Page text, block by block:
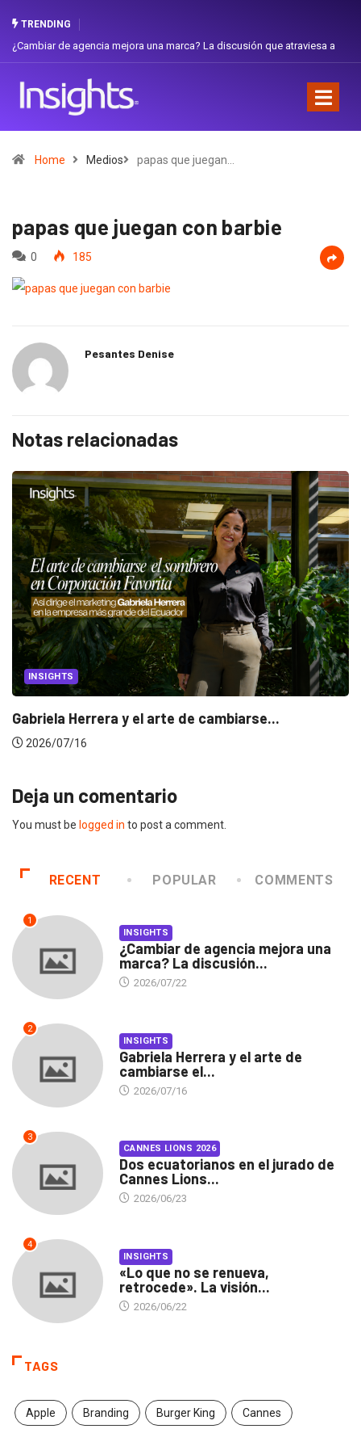
TRENDING
de agencia mejora una marca? La discusión que atraviesa a
Gabriela
Home Medios papas que juegan…
papas que juegan con barbie
0 185
Pesantes Denise
Notas relacionadas
INSIGHTS
Gabriela Herrera y el arte de cambiarse...
2026/07/16
Deja un comentario
You must be logged in to post a comment.
RECENT POPULAR COMMENTS
1
INSIGHTS
¿Cambiar de agencia mejora una
marca? La discusión...
2026/07/22
2
INSIGHTS
Gabriela Herrera y el arte de
cambiarse el...
2026/07/16
3
CANNES LIONS 2026
Dos ecuatorianos en el jurado de
Cannes Lions...
2026/06/23
4
INSIGHTS
«Lo que no se renueva,
retrocede». La visión...
2026/06/22
TAGS
Apple Branding Burger King Cannes